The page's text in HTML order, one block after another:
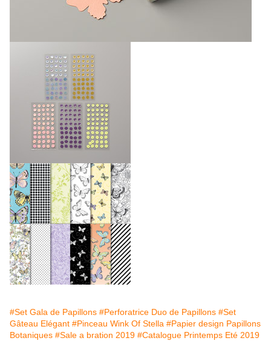
#Set Gala de Papillons #Perforatrice Duo de Papillons #Set
Gâteau Elégant #Pinceau Wink Of Stella #Papier design Papillons
Botaniques #Sale a bration 2019 #Catalogue Printemps Eté 2019